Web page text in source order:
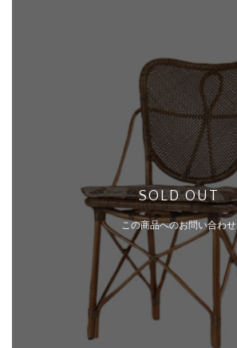
SOLD OUT
この商品へのお問い合わせ